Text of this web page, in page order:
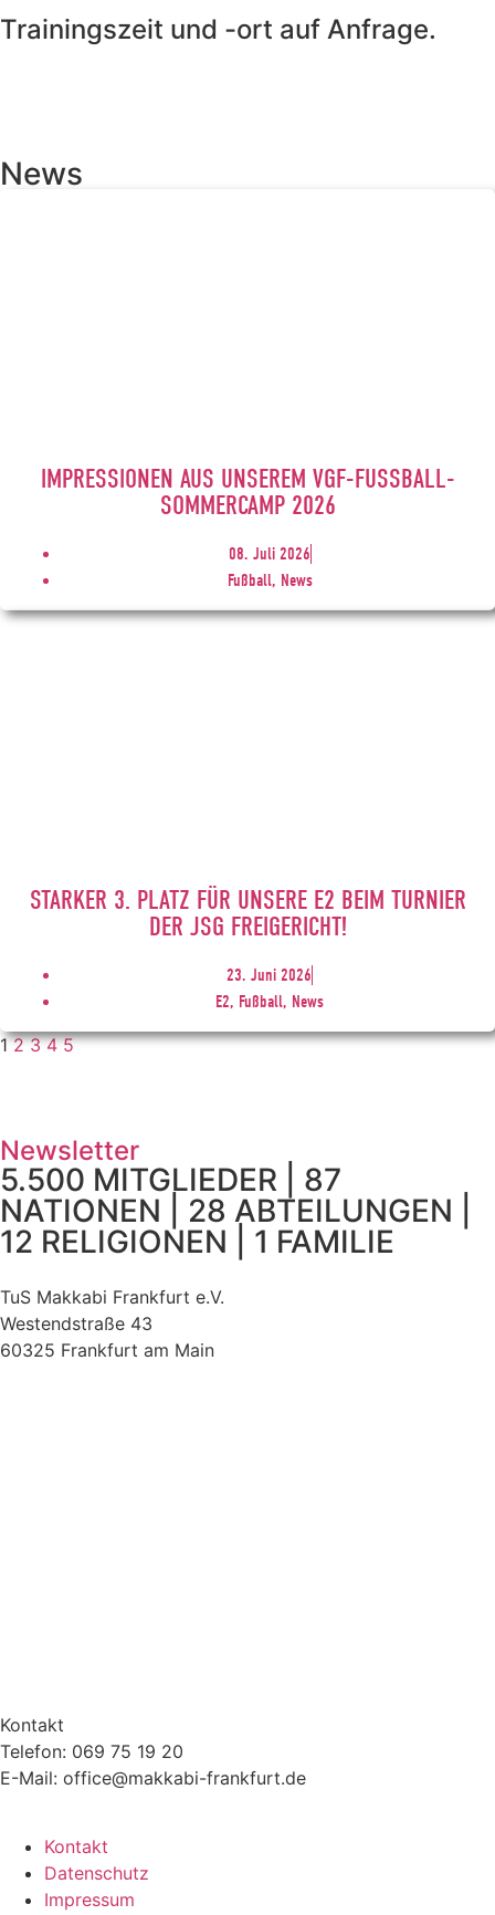
Trainingszeit und -ort auf Anfrage.
News
IMPRESSIONEN AUS UNSEREM VGF-FUSSBALL-S
OMMERCAMP 2026
08. Juli 2026
Fußball, News
STARKER 3. PLATZ FÜR UNSERE E2 BEIM TURNIER
DER JSG FREIGERICHT!
23. Juni 2026
E2, Fußball, News
1 2 3 4 5
Newsletter
5.500 MITGLIEDER | 87
NATIONEN | 28 ABTEILUNGEN |
12 RELIGIONEN | 1 FAMILIE
TuS Makkabi Frankfurt e.V.
Westendstraße 43
60325 Frankfurt am Main
Kontakt
Telefon: 069 75 19 20
E-Mail: office@makkabi-frankfurt.de
Kontakt
Datenschutz
Impressum